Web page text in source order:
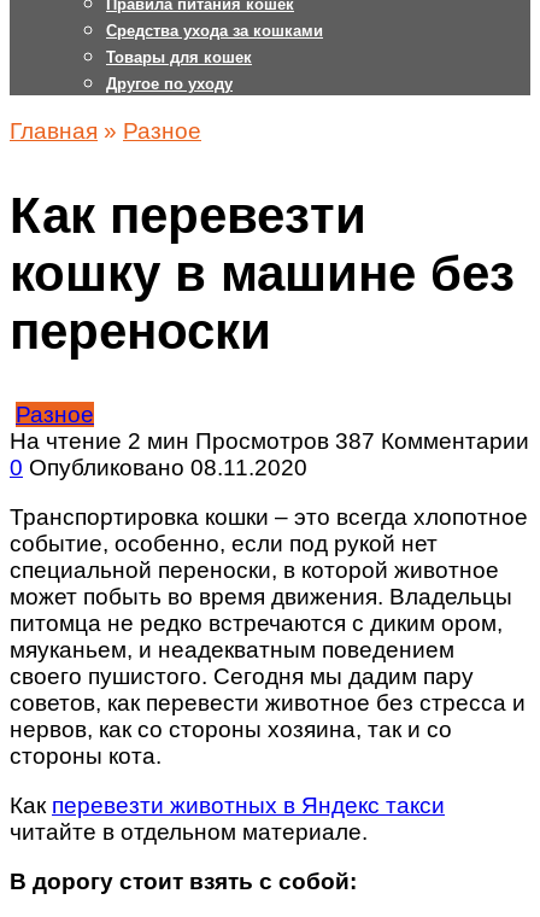
Правила питания кошек
Средства ухода за кошками
Товары для кошек
Другое по уходу
Главная » Разное
Как перевезти
кошку в машине без
переноски
Разное
На чтение 2 мин Просмотров 387 Комментарии
0 Опубликовано 08.11.2020
Транспортировка кошки – это всегда хлопотное
событие, особенно, если под рукой нет
специальной переноски, в которой животное
может побыть во время движения. Владельцы
питомца не редко встречаются с диким ором,
мяуканьем, и неадекватным поведением
своего пушистого. Сегодня мы дадим пару
советов, как перевести животное без стресса и
нервов, как со стороны хозяина, так и со
стороны кота.
Как перевезти животных в Яндекс такси
читайте в отдельном материале.
В дорогу стоит взять с собой: